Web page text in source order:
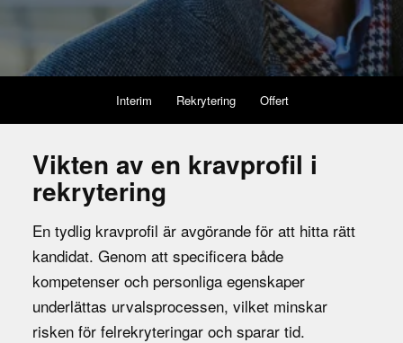
Interim Rekrytering Offert
Vikten av en kravprofil i
rekrytering
En tydlig kravprofil är avgörande för att hitta rätt
kandidat. Genom att specificera både
kompetenser och personliga egenskaper
underlättas urvalsprocessen, vilket minskar
risken för felrekryteringar och sparar tid.